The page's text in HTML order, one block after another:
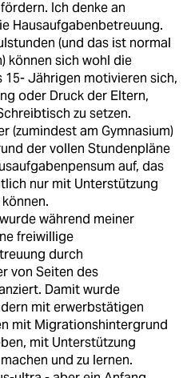
Ich denke an
Hausaufgabenbetreuung.
(und das ist normal
können sich wohl die
15- Jährigen motivieren sich,
oder Druck der Eltern,
zu setzen.
(zumindest am Gymnasium)
der vollen Stundenpläne
auf, das
nur mit Unterstützung
während meiner
freiwillige
durch
von Seiten des
Damit wurde
mit erwerbstätigen
mit Migrationshintergrund
mit Unterstützung
und zu lernen.